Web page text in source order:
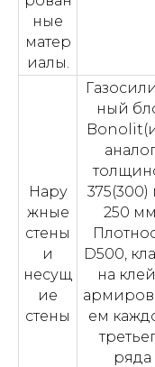
ные
матер
иалы.
Нару
жные
стены
и
несущ
ие
стены
ный
375(300)
250 мм.,
D500,
на
ем
ряда